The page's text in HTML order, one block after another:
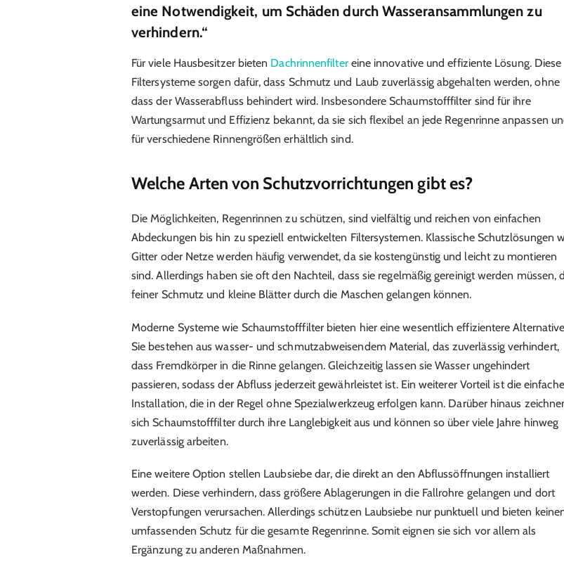
eine Notwendigkeit, um Schäden durch Wasseransammlungen zu
verhindern.“
Für viele Hausbesitzer bieten Dachrinnenfiltereine innovative und effiziente Lösung. Diese
Filtersysteme sorgen dafür, dass Schmutz und Laub zuverlässig abgehalten werden, ohne
dass der Wasserabfluss behindert wird. Insbesondere Schaumstofffilter sind für ihre
Wartungsarmut und Effizienz bekannt, da sie sich flexibel an jede Regenrinne anpassen
für verschiedene Rinnengrößen erhältlich sind.
Welche Arten von Schutzvorrichtungen gibt es?
Die Möglichkeiten, Regenrinnen zu schützen, sind vielfältig und reichen von einfachen
Abdeckungen bis hin zu speziell entwickelten Filtersystemen. Klassische Schutzlösungen
Gitter oder Netze werden häufig verwendet, da sie kostengünstig und leicht zu montieren
sind. Allerdings haben sie oft den Nachteil, dass sie regelmäßig gereinigt werden müssen,
feiner Schmutz und kleine Blätter durch die Maschen gelangen können.
Moderne Systeme wie Schaumstofffilter bieten hier eine wesentlich effizientere
Sie bestehen aus wasser- und schmutzabweisendem Material, das zuverlässig verhindert,
dass Fremdkörper in die Rinne gelangen. Gleichzeitig lassen sie Wasser ungehindert
passieren, sodass der Abfluss jederzeit gewährleistet ist. Ein weiterer Vorteil ist die einfache
Installation, die in der Regel ohne Spezialwerkzeug erfolgen kann. Darüber hinaus
sich Schaumstofffilter durch ihre Langlebigkeit aus und können so über viele Jahre hinweg
zuverlässig arbeiten.
Eine weitere Option stellen Laubsiebe dar, die direkt an den Abflussöffnungen installiert
werden. Diese verhindern, dass größere Ablagerungen in die Fallrohre gelangen und dort
Verstopfungen verursachen. Allerdings schützen Laubsiebe nur punktuell und bieten
umfassenden Schutz für die gesamte Regenrinne. Somit eignen sie sich vor allem als
Ergänzung zu anderen Maßnahmen.